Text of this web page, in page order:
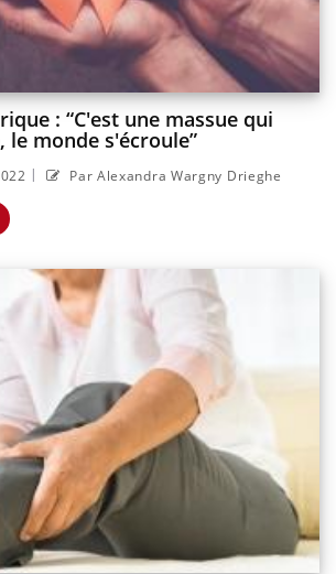
: “C'est une massue qui
le monde s'écroule”
| Par Alexandra Wargny Drieghe